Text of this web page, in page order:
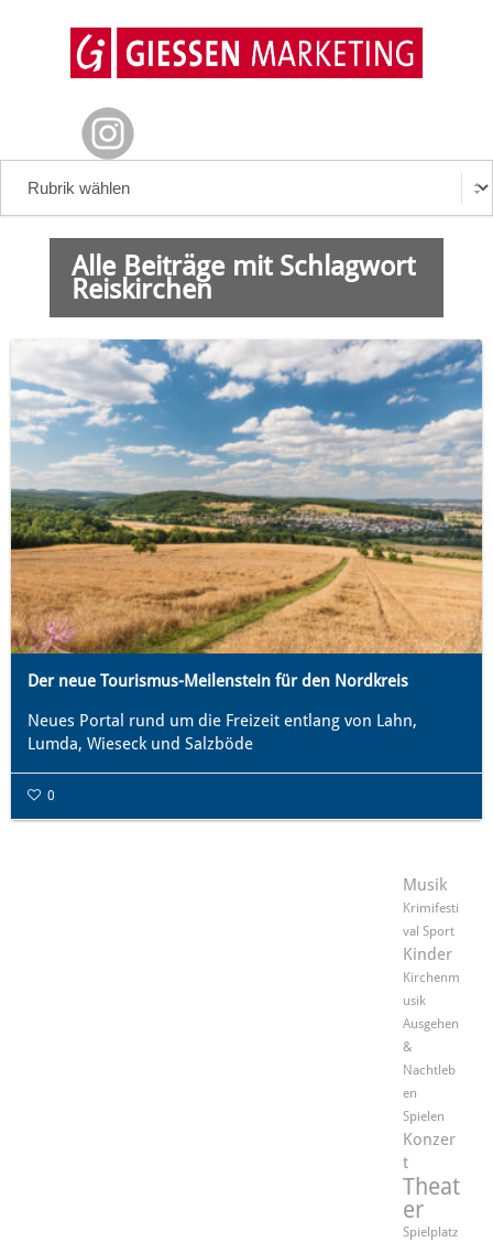
Alle Beiträge mit Schlagwort
Reiskirchen
Der neue Tourismus-Meilenstein für den Nordkreis
Neues Portal rund um die Freizeit entlang von Lahn,
Lumda, Wieseck und Salzböde
0
Musik
Krimifesti
val Sport
Kinder
Kirchenm
usik
Ausgehen
&
Nachtleb
en
Spielen
Konzer
t
Theat
er
Spielplatz